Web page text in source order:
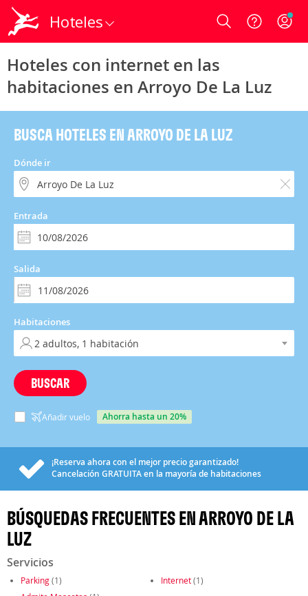
Hoteles Login
Hoteles con internet en las
habitaciones en Arroyo De La Luz
BUSCA HOTELES EN ARROYO DE LA LUZ
Dónde ir
Entrada
Salida
Habitaciones
BUSCAR
Añadir vuelo ahorra hasta un 20%
¡Reserva ahora con el mejor precio garantizado!
Cancelación GRATUITAen la mayoría de habitaciones
BÚSQUEDAS FRECUENTES EN ARROYO DE LA
LUZ
Servicios
Parking(1) Internet(1)